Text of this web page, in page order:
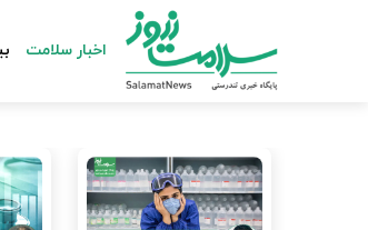
اخبار سلامت